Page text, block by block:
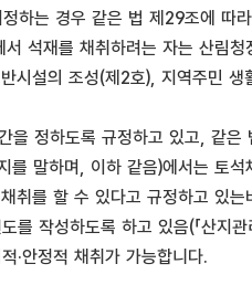
하는 경우 같은 법 제29조에 따
석재를 채취하려는 자는 산림
설의 조성(제2호), 지역주민
을 정하도록 규정하고 있고, 같
를 말하며, 이하 같음)에서는 토
취를 할 수 있다고 규정하고 있
작성하도록 하고 있음(「산지
·안정적 채취가 가능합니다.